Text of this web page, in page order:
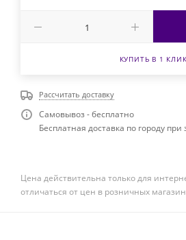
КУПИТЬ В 1 КЛИК
Рассчитать доставку
Самовывоз - бесплатно
Бесплатная доставка по городу при
Цена действительна только для
отличаться от цен в розничных